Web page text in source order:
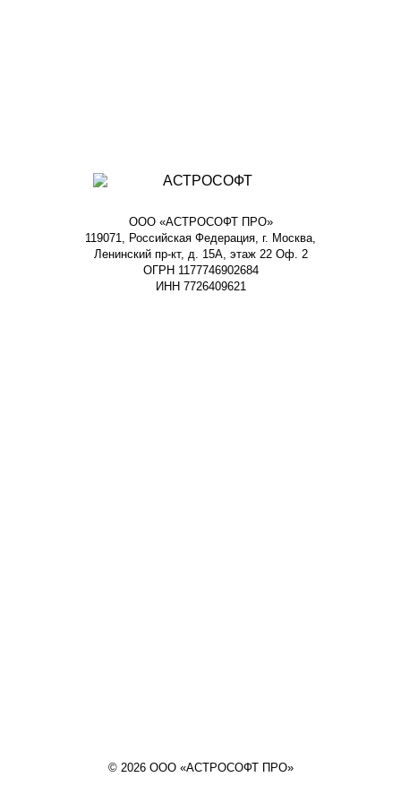
ООО «АСТРОСОФТ ПРО»
119071, Российская Федерация, г. Москва,
Ленинский пр-кт, д. 15А, этаж 22 Оф. 2
ОГРН 1177746902684
ИНН 7726409621
© 2026 ООО «АСТРОСОФТ ПРО»